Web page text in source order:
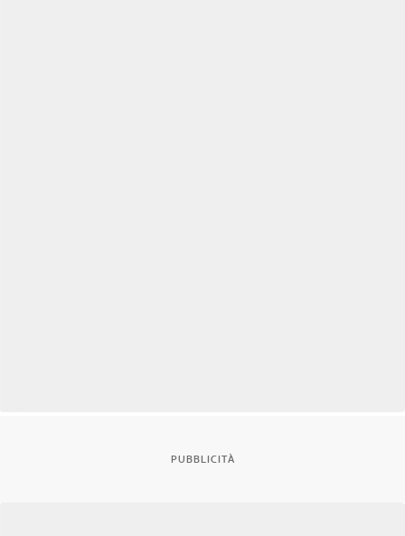
PUBBLICITÀ